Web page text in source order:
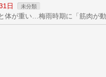
日 未分類
体が重い…梅雨時期に「筋肉が